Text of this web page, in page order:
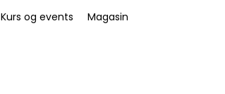
Kurs og events Magasin